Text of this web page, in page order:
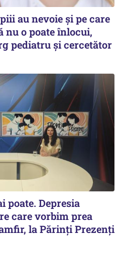
au nevoie și pe care
o poate înlocui,
pediatru și cercetător
poate. Depresia
care vorbim prea
la Părinți Prezenți